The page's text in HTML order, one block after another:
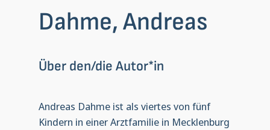
Dahme, Andreas
Über den/die Autor*in
Andreas Dahme ist als viertes von fünf
Kindern in einer Arztfamilie in Mecklenburg